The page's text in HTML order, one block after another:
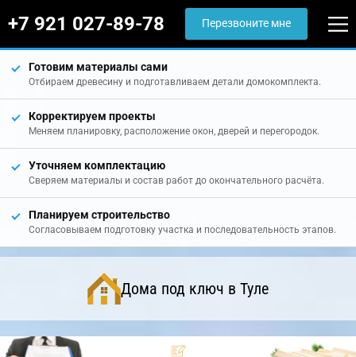
+7 921 027-89-78 Перезвоните мне
Готовим материалы сами
Отбираем древесину и подготавливаем детали домокомплекта.
Корректируем проекты
Меняем планировку, расположение окон, дверей и перегородок.
Уточняем комплектацию
Сверяем материалы и состав работ до окончательного расчёта.
Планируем строительство
Согласовываем подготовку участка и последовательность этапов.
Дома под ключ в Туле